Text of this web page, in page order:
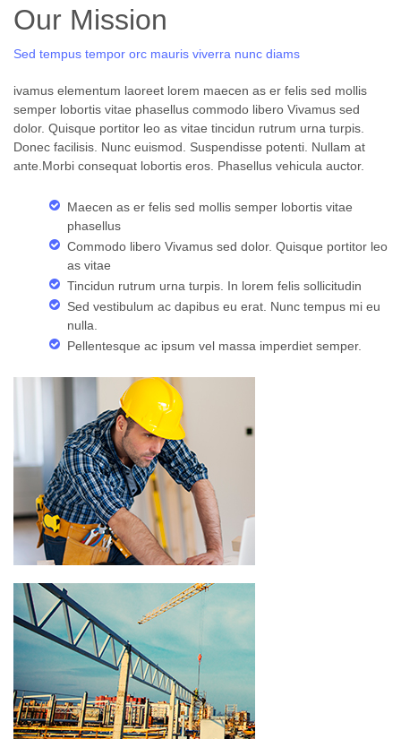
Our Mission
Sed tempus tempor orc mauris viverra nunc diams
ivamus elementum laoreet lorem maecen as er felis sed mollis
semper lobortis vitae phasellus commodo libero Vivamus sed
dolor. Quisque portitor leo as vitae tincidun rutrum urna turpis.
Donec facilisis. Nunc euismod. Suspendisse potenti. Nullam at
ante.Morbi consequat lobortis eros. Phasellus vehicula auctor.
Maecen as er felis sed mollis semper lobortis vitae
phasellus
Commodo libero Vivamus sed dolor. Quisque portitor leo
as vitae
Tincidun rutrum urna turpis. In lorem felis sollicitudin
Sed vestibulum ac dapibus eu erat. Nunc tempus mi eu
nulla.
Pellentesque ac ipsum vel massa imperdiet semper.